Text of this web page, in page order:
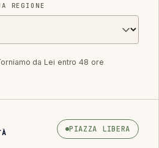
REGIONE
da Lei entro 48 ore
PIAZZA LIBERA